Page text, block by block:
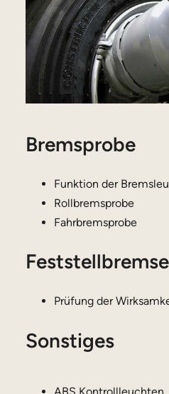
Bremsprobe
Funktion der
Rollbremsprobe
Fahrbremsprobe
Feststellbremse
Prüfung der
Sonstiges